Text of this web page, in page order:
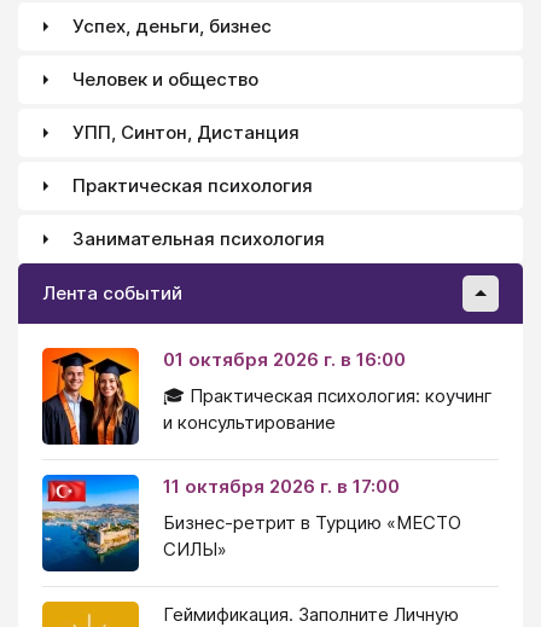
Успех, деньги, бизнес
Человек и общество
УПП, Синтон, Дистанция
Практическая психология
Занимательная психология
Лента событий
01 октября 2026 г. в 16:00
🎓 Практическая психология: коучинг
и консультирование
11 октября 2026 г. в 17:00
Бизнес-ретрит в Турцию «МЕСТО
СИЛЫ»
Геймификация. Заполните Личную